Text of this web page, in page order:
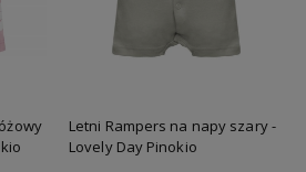
Letni Rampers na napy szary -
Lovely Day Pinokio